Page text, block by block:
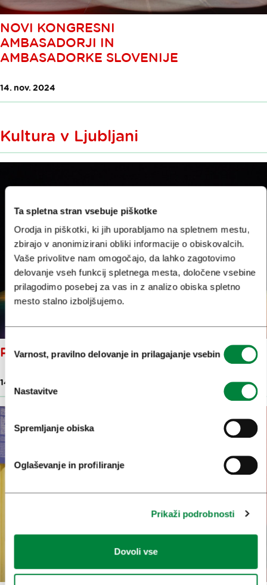
Ta spletna stran vsebuje piškotke
Orodja in piškotki, ki jih uporabljamo na spletnem mestu,
zbirajo v anonimizirani obliki informacije o obiskovalcih.
Vaše privolitve nam omogočajo, da lahko zagotovimo
delovanje vseh funkcij spletnega mesta, določene vsebine
prilagodimo posebej za vas in z analizo obiska spletno
mesto stalno izboljšujemo.
Izbira
soglasja
Varnost, pravilno delovanje in prilagajanje vsebin
Nastavitve
Spremljanje obiska
Oglaševanje in profiliranje
Prikaži podrobnosti
Dovoli vse
NOVI KONGRESNI
AMBASADORJI IN
AMBASADORKE SLOVENIJE
14. nov. 2024
Kultura v Ljubljani
PESTRA KULTURNA JESEN
14. nov. 2024